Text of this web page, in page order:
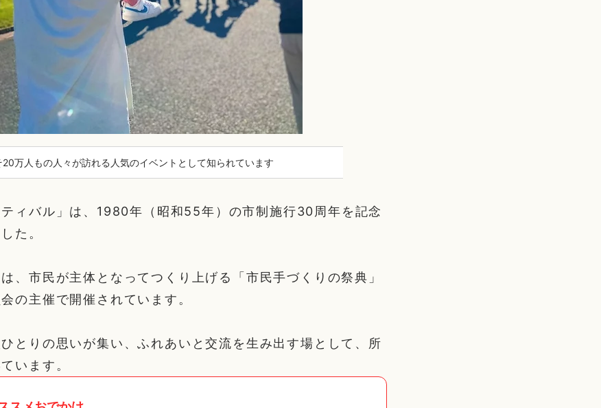
万人もの人々が訪れる人気のイベントとして知られています
ティバル」は、1980年（昭和55年）の市制施行30周年を記念
た。
、市民が主体となってつくり上げる「市民手づくりの祭典」
の主催で開催されています。
とりの思いが集い、ふれあいと交流を生み出す場として、所
います。